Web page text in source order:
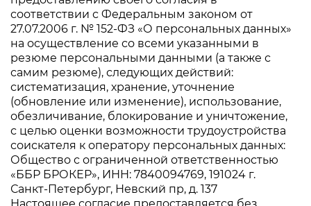
соответствии с Федеральным законом от
27.07.2006 г. № 152-ФЗ «О персональных данных»
на осуществление со всеми указанными в
резюме персональными данными (а также с
самим резюме), следующих действий:
систематизация, хранение, уточнение
(обновление или изменение), использование,
обезличивание, блокирование и уничтожение,
с целью оценки возможности трудоустройства
соискателя к оператору персональных данных:
Общество с ограниченной ответственностью
«ББР БРОКЕР», ИНН: 7840094769, 191024 г.
Санкт-Петербург, Невский пр, д. 137